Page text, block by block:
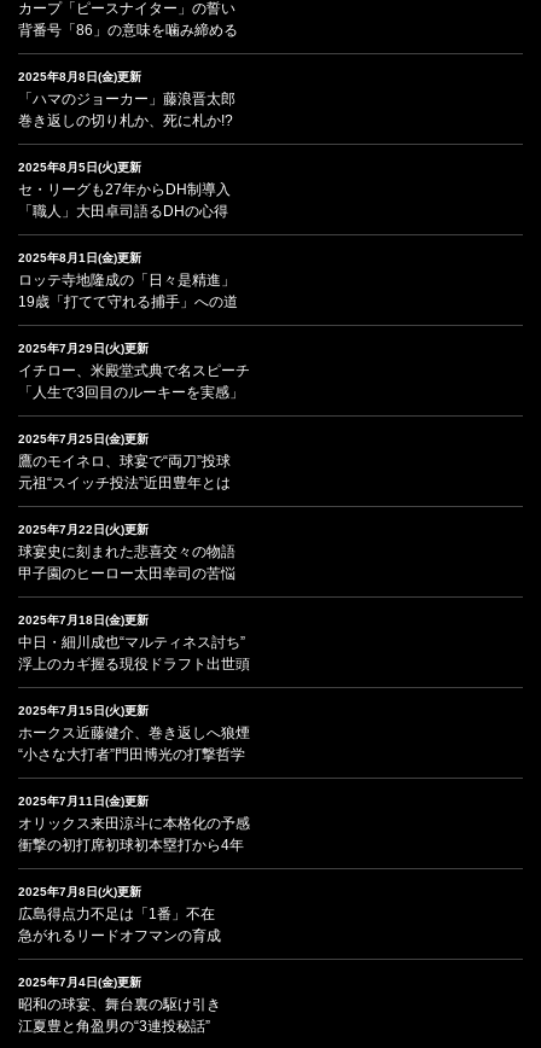
カープ「ピースナイター」の誓い
背番号「86」の意味を噛み締める
2025年8月8日(金)更新
「ハマのジョーカー」藤浪晋太郎
巻き返しの切り札か、死に札か!?
2025年8月5日(火)更新
セ・リーグも27年からDH制導入
「職人」大田卓司語るDHの心得
2025年8月1日(金)更新
ロッテ寺地隆成の「日々是精進」
19歳「打てて守れる捕手」への道
2025年7月29日(火)更新
イチロー、米殿堂式典で名スピーチ
「人生で3回目のルーキーを実感」
2025年7月25日(金)更新
鷹のモイネロ、球宴で“両刀”投球
元祖“スイッチ投法”近田豊年とは
2025年7月22日(火)更新
球宴史に刻まれた悲喜交々の物語
甲子園のヒーロー太田幸司の苦悩
2025年7月18日(金)更新
中日・細川成也“マルティネス討ち”
浮上のカギ握る現役ドラフト出世頭
2025年7月15日(火)更新
ホークス近藤健介、巻き返しへ狼煙
“小さな大打者”門田博光の打撃哲学
2025年7月11日(金)更新
オリックス来田涼斗に本格化の予感
衝撃の初打席初球初本塁打から4年
2025年7月8日(火)更新
広島得点力不足は「1番」不在
急がれるリードオフマンの育成
2025年7月4日(金)更新
昭和の球宴、舞台裏の駆け引き
江夏豊と角盈男の“3連投秘話”